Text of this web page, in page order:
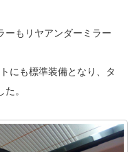
ーもリヤアンダーミラー
にも標準装備となり、タ
。